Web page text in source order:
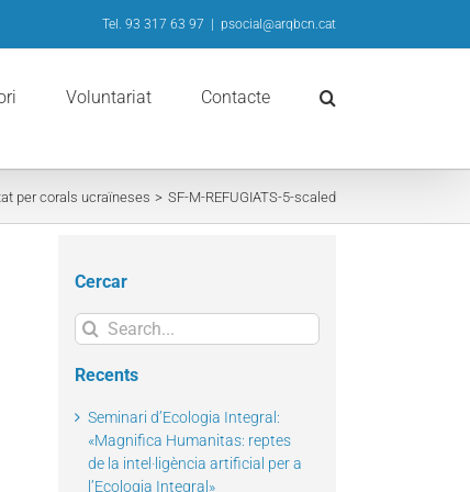
Tel. 93 317 63 97 psocial@arqbcn.cat
Voluntariat Contacte
per corals ucraïneses SF-M-REFUGIATS-5-scaled
Cercar
Search
for:
Recents
Seminari d’Ecologia Integral:
«Magnifica Humanitas: reptes
de la intel·ligència artificial per a
l’Ecologia Integral»